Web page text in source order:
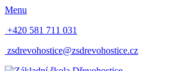
Menu
+420 581 711 031
zsdrevohostice@zsdrevohostice.cz